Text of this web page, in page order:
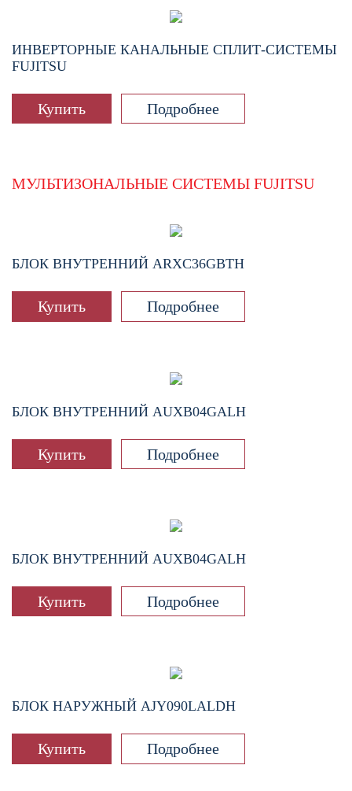
ИНВЕРТОРНЫЕ КАНАЛЬНЫЕ СПЛИТ-СИСТЕМЫ
FUJITSU
Купить Подробнее
МУЛЬТИЗОНАЛЬНЫЕ СИСТЕМЫ FUJITSU
БЛОК ВНУТРЕННИЙ ARXC36GBTH
Купить Подробнее
БЛОК ВНУТРЕННИЙ AUXB04GALH
Купить Подробнее
БЛОК ВНУТРЕННИЙ AUXB04GALH
Купить Подробнее
БЛОК НАРУЖНЫЙ AJY090LALDH
Купить Подробнее